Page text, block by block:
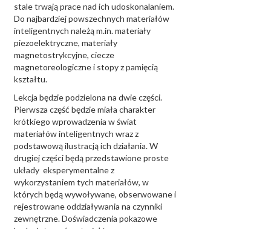
stale trwają prace nad ich udoskonalaniem.
Do najbardziej powszechnych materiałów
inteligentnych należą m.in. materiały
piezoelektryczne, materiały
magnetostrykcyjne, ciecze
magnetoreologiczne i stopy z pamięcią
kształtu.
Lekcja będzie podzielona na dwie części.
Pierwsza część będzie miała charakter
krótkiego wprowadzenia w świat
materiałów inteligentnych wraz z
podstawową ilustracją ich działania. W
drugiej części będą przedstawione proste
układy eksperymentalne z
wykorzystaniem tych materiałów, w
których będą wywoływane, obserwowane i
rejestrowane oddziaływania na czynniki
zewnętrzne. Doświadczenia pokazowe